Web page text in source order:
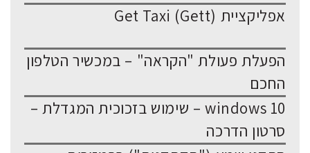
אפליקציית Get Taxi (Gett)
הפעלת פעולת "הקראה" – במכשיר הטלפון
החכם
windows 10 – שימוש בזכוכית המגדלת –
סרטון הדרכה